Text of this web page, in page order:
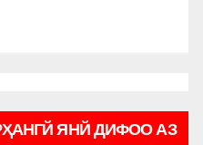
ЯНЙ ДИФОО АЗ